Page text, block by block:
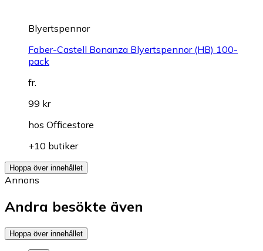
Blyertspennor
Faber-Castell Bonanza Blyertspennor (HB) 100-
pack
fr.
99 kr
hos Officestore
+10 butiker
Hoppa över innehållet
Annons
Andra besökte även
Hoppa över innehållet